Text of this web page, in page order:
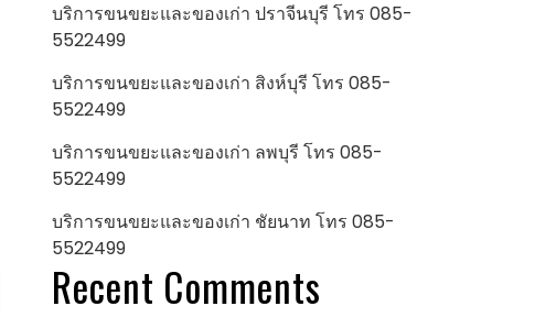
บริการขนขยะและของเก่า ปราจีนบุรี โทร 085-
5522499
บริการขนขยะและของเก่า สิงห์บุรี โทร 085-
5522499
บริการขนขยะและของเก่า ลพบุรี โทร 085-
5522499
บริการขนขยะและของเก่า ชัยนาท โทร 085-
5522499
Recent Comments